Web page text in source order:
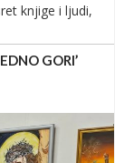
knjige i ljudi,
GORI’